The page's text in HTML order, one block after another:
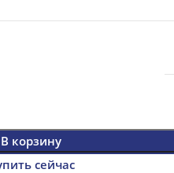
В корзину
сейчас